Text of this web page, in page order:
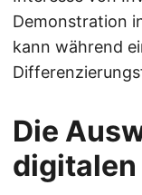
Demonstration
kann während
Die